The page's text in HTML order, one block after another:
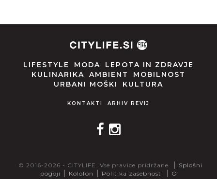
LIFESTYLE MODA
LEPOTA IN ZDRAVJE
KULINARIKA
AMBIENT
MOBILNOST
URBANI MOŠKI
KULTURA
KONTAKTI ARHIV REVIJ
© 2016-2026 - CITYLIFE. Vse pravice pridržane.
Splošni
pogoji
Kolofon Politika zasebnosti
O